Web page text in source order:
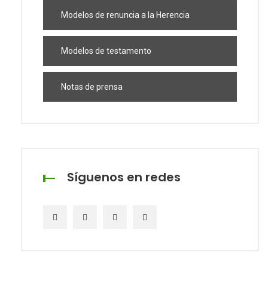
Modelos de renuncia a la Herencia
Modelos de testamento
Notas de prensa
Síguenos en redes